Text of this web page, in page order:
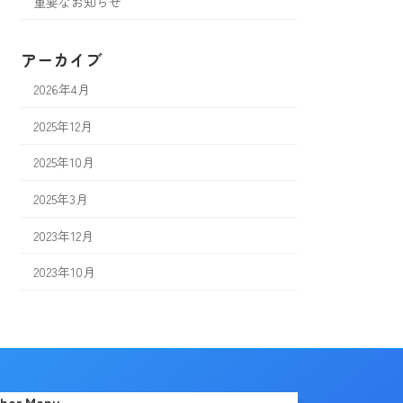
アーカイブ
2026年4月
2025年12月
2025年10月
2025年3月
2023年12月
2023年10月